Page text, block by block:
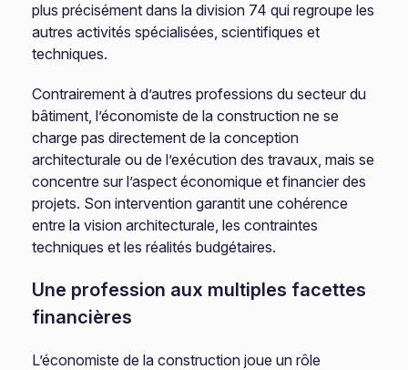
plus précisément dans la division 74 qui regroupe les
autres activités spécialisées, scientifiques et
techniques.
Contrairement à d’autres professions du secteur du
bâtiment, l’économiste de la construction ne se
charge pas directement de la conception
architecturale ou de l’exécution des travaux, mais se
concentre sur l’aspect économique et financier des
projets. Son intervention garantit une cohérence
entre la vision architecturale, les contraintes
techniques et les réalités budgétaires.
Une profession aux multiples facettes
financières
L’économiste de la construction joue un rôle